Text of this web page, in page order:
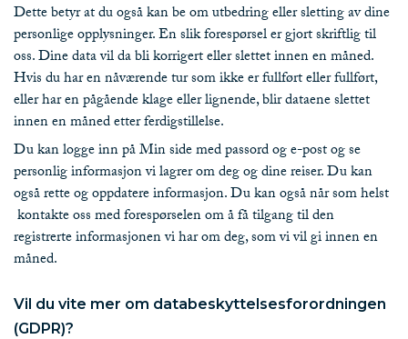
Dette betyr at du også kan be om utbedring eller sletting av dine
personlige opplysninger. En slik forespørsel er gjort skriftlig til
oss. Dine data vil da bli korrigert eller slettet innen en måned.
Hvis du har en nåværende tur som ikke er fullført eller fullført,
eller har en pågående klage eller lignende, blir dataene slettet
innen en måned etter ferdigstillelse.
Du kan logge inn på Min side med passord og e-post og se
personlig informasjon vi lagrer om deg og dine reiser. Du kan
også rette og oppdatere informasjon. Du kan også når som helst
kontakte oss med forespørselen om å få tilgang til den
registrerte informasjonen vi har om deg, som vi vil gi innen en
måned.
Vil du vite mer om databeskyttelsesforordningen
(GDPR)?